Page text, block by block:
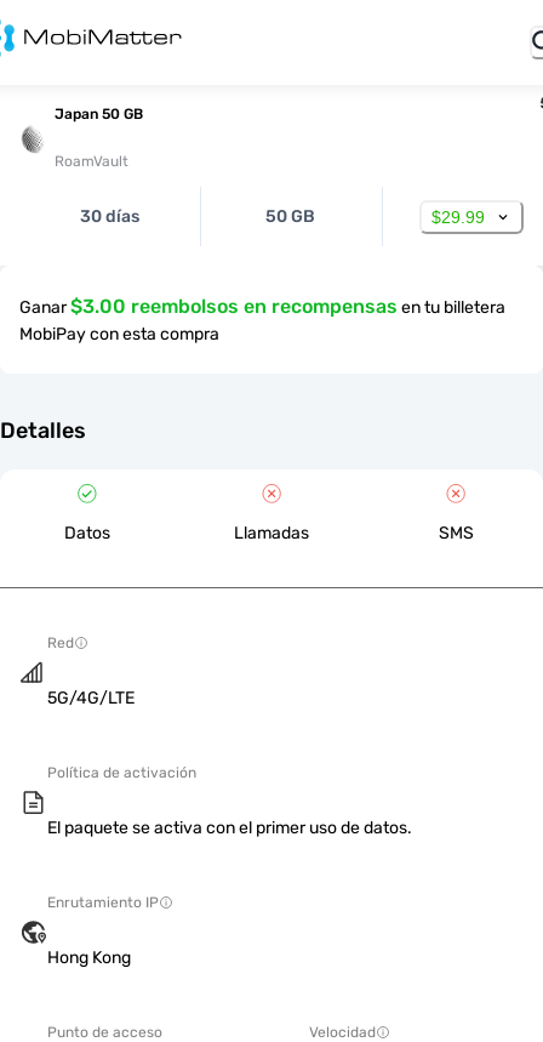
Japan 50 GB
RoamVault
30 días 50 GB $29.99
Ganar$3.00 reembolsos en recompensas en tu billetera
MobiPay con esta compra
Detalles
Datos Llamadas SMS
Red
5G/4G/LTE
Política de activación
El paquete se activa con el primer uso de datos.
Enrutamiento IP
Hong Kong
Punto de acceso Velocidad